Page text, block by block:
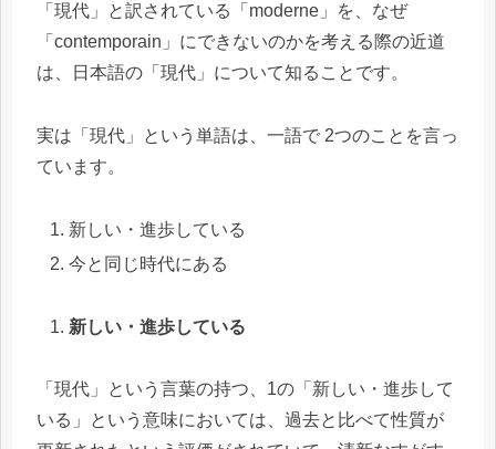
「現代」と訳されている「moderne」を、なぜ
「contemporain」にできないのかを考える際の近道
は、日本語の「現代」について知ることです。
実は「現代」という単語は、一語で 2つのことを言っ
ています。
新しい・進歩している
今と同じ時代にある
新しい・進歩している
「現代」という言葉の持つ、1の「新しい・進歩して
いる」という意味においては、過去と比べて性質が